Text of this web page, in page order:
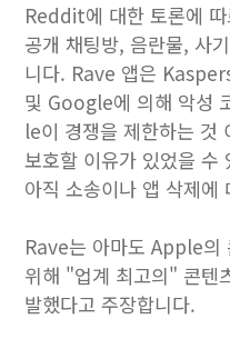
Reddit에 대한 토론에
공개 채팅방, 음란물, 사
니다. Rave 앱은
및 Google에 의해 악성
le이 경쟁을 제한하는 것
보호할 이유가 있었을
아직 소송이나 앱 삭제에
Rave는 아마도 Apple의
위해 "업계 최고의" 콘텐
발했다고 주장합니다.